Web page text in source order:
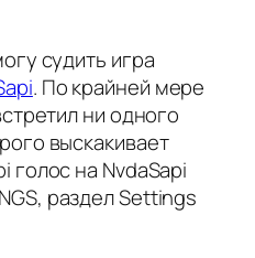
судить игра
. По крайней мере
ни одного
выскакивает
голос на NvdaSapi
раздел Settings